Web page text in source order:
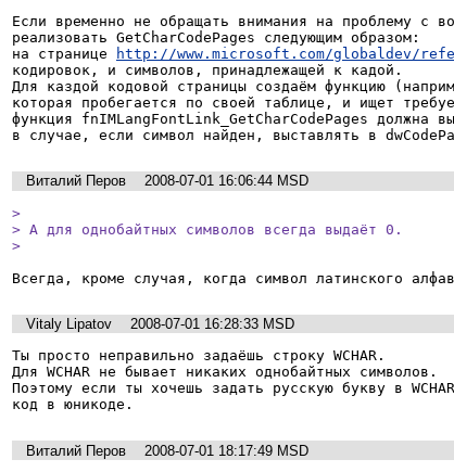
Если временно не обращать внимания на проблему с
реализовать GetCharCodePages следующим образом:
на странице
http://www.microsoft.com/globaldev/
кодировок, и символов, принадлежащей к кадой.
Для каздой кодовой страницы создаём функцию
которая пробегается по своей таблице, и ищет
функция fnIMLangFontLink_GetCharCodePages должна
Виталий Перов
2008-07-01 16:06:44 MSD
>
> А для однобайтных символов всегда выдаёт 0.
>
Vitaly Lipatov
2008-07-01 16:28:33 MSD
Ты просто неправильно задаёшь строку WCHAR.
Для WCHAR не бывает никаких однобайтных символов.
Поэтому если ты хочешь задать русскую букву в
код в юникоде.
Виталий Перов
2008-07-01 18:17:49 MSD